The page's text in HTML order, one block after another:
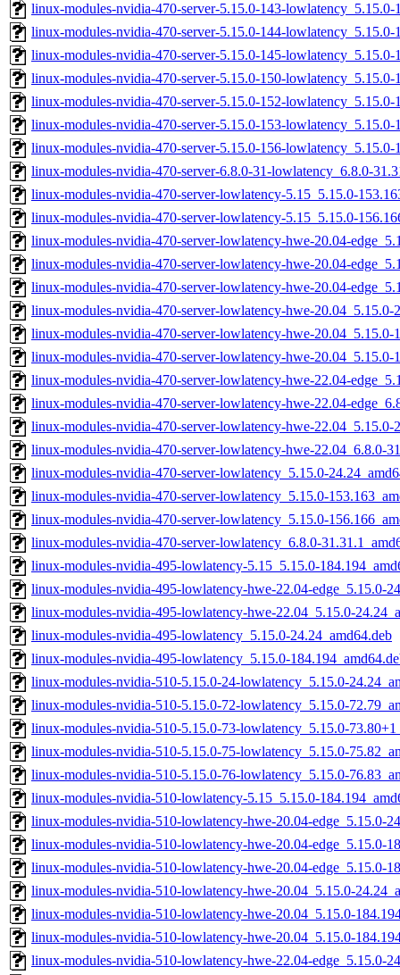
linux-modules-nvidia-470-server-5.15.0-143-lowlatency_5.15.0-
linux-modules-nvidia-470-server-5.15.0-144-lowlatency_5.15.0-
linux-modules-nvidia-470-server-5.15.0-145-lowlatency_5.15.0-
linux-modules-nvidia-470-server-5.15.0-150-lowlatency_5.15.0-
linux-modules-nvidia-470-server-5.15.0-152-lowlatency_5.15.0-
linux-modules-nvidia-470-server-5.15.0-153-lowlatency_5.15.0-
linux-modules-nvidia-470-server-5.15.0-156-lowlatency_5.15.0-
linux-modules-nvidia-470-server-6.8.0-31-lowlatency_6.8.0-
linux-modules-nvidia-470-server-lowlatency-5.15_5.15.0-
linux-modules-nvidia-470-server-lowlatency-5.15_5.15.0-
linux-modules-nvidia-470-server-lowlatency-hwe-20.04-
linux-modules-nvidia-470-server-lowlatency-hwe-20.04-
linux-modules-nvidia-470-server-lowlatency-hwe-20.04-
linux-modules-nvidia-470-server-lowlatency-hwe-20.04_5.15.0-
linux-modules-nvidia-470-server-lowlatency-hwe-20.04_5.15.0-
linux-modules-nvidia-470-server-lowlatency-hwe-20.04_5.15.0-
linux-modules-nvidia-470-server-lowlatency-hwe-22.04-
linux-modules-nvidia-470-server-lowlatency-hwe-22.04-
linux-modules-nvidia-470-server-lowlatency-hwe-22.04_5.15.0-
linux-modules-nvidia-470-server-lowlatency-hwe-22.04_6.8.0-
linux-modules-nvidia-470-server-lowlatency_5.15.0-
linux-modules-nvidia-470-server-lowlatency_5.15.0-
linux-modules-nvidia-470-server-lowlatency_5.15.0-
linux-modules-nvidia-470-server-lowlatency_6.8.0-
linux-modules-nvidia-495-lowlatency-5.15_5.15.0-
linux-modules-nvidia-495-lowlatency-hwe-22.04-edge_5.15.0-
linux-modules-nvidia-495-lowlatency-hwe-22.04_5.15.0-
linux-modules-nvidia-495-lowlatency_5.15.0-24.24_amd64.deb
linux-modules-nvidia-495-lowlatency_5.15.0-
linux-modules-nvidia-510-5.15.0-24-lowlatency_5.15.0-
linux-modules-nvidia-510-5.15.0-72-lowlatency_5.15.0-
linux-modules-nvidia-510-5.15.0-73-lowlatency_5.15.0-
linux-modules-nvidia-510-5.15.0-75-lowlatency_5.15.0-
linux-modules-nvidia-510-5.15.0-76-lowlatency_5.15.0-
linux-modules-nvidia-510-lowlatency-5.15_5.15.0-
linux-modules-nvidia-510-lowlatency-hwe-20.04-edge_5.15.0-
linux-modules-nvidia-510-lowlatency-hwe-20.04-edge_5.15.0-
linux-modules-nvidia-510-lowlatency-hwe-20.04-edge_5.15.0-
linux-modules-nvidia-510-lowlatency-hwe-20.04_5.15.0-
linux-modules-nvidia-510-lowlatency-hwe-20.04_5.15.0-
linux-modules-nvidia-510-lowlatency-hwe-20.04_5.15.0-
linux-modules-nvidia-510-lowlatency-hwe-22.04-edge_5.15.0-